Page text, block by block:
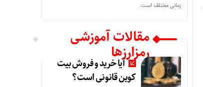
زمانی مختلف است.
مقالات آموزشی
رمزارزهاآیا خرید و فروش بیت
کوین قانونی است؟